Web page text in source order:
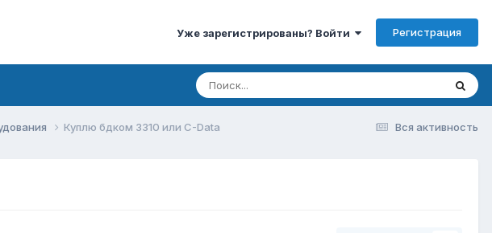
Уже зарегистрированы? Войти Регистрация
Вся активность
Куплю бдком 3310 или C-Data